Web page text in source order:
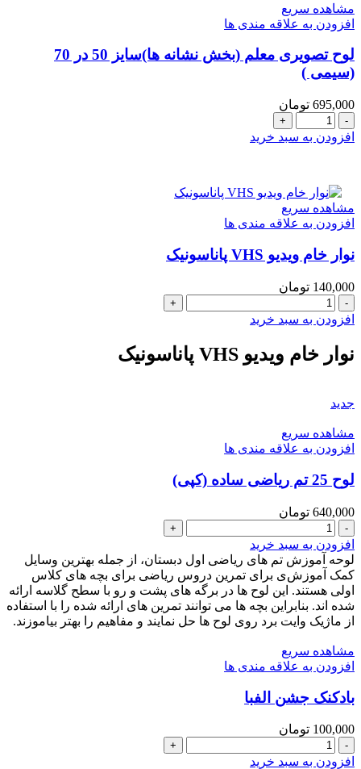
تدریس
و
صحیح
صوتی
عدد
مشاهده سریع
افزودن به علاقه مندی ها
لوح تصويری معلم (بخش نشانه ها)سایز 50 در 70
(سیمی )
695,000 تومان
لوح
تصويری
ها)سایز
50
در
(سیمی
عدد
افزودن به سبد خرید
مشاهده سریع
افزودن به علاقه مندی ها
نوار خام ویدیو VHS پاناسونیک
140,000 تومان
نوار
خام
VHS
پاناسونیک
افزودن به سبد خرید
نوار خام ویدیو VHS پاناسونیک
جدید
مشاهده سریع
افزودن به علاقه مندی ها
لوح 25 تم ریاضی ساده (کپی)
640,000 تومان
لوح
25
تم
ریاضی
ساده
(کپی)
عدد
افزودن به سبد خرید
لوحه آموزش تم های ریاضی اول دبستان، از جمله بهترین وسایل
کمک آموزش‌ی برای تمرین دروس ریاضی برای بچه های کلاس
اولی هستند. این لوح ها در برگه های پشت و رو با سطح گلاسه ارائه
شده اند. بنابراین بچه ها می توانند تمرین های ارائه شده را با استفاده
از ماژیک وایت برد روی لوح ها حل نمایند و مفاهیم را بهتر بیاموزند.
مشاهده سریع
افزودن به علاقه مندی ها
بادکنک جشن الفبا
100,000 تومان
بادکنک
جشن
افزودن به سبد خرید